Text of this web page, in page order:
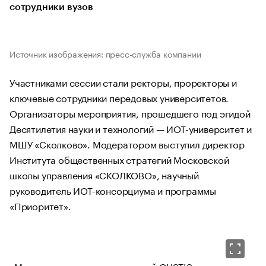
сотрудники вузов
Источник изображения: пресс-служба компании
Участниками сессии стали ректоры, проректоры и
ключевые сотрудники передовых университетов.
Организаторы мероприятия, прошедшего под эгидой
Десятилетия науки и технологий — ИОТ-университет и
МШУ «Сколково». Модератором выступил директор
Института общественных стратегий Московской
школы управления «СКОЛКОВО», научный
руководитель ИОТ-консорциума и программы
«Приоритет».